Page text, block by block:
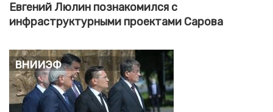
Евгений Люлин познакомился с
инфраструктурными проектами Сарова
ВНИИЭФ